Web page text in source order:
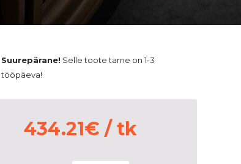
Suurepärane! Selle toote tarne on 1-3
tööpäeva!
434.21€ / tk